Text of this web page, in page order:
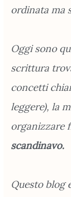
ordinata ma
Oggi sono
scrittura
concetti
leggere), la
organizzare
scandinavo.
Questo blog